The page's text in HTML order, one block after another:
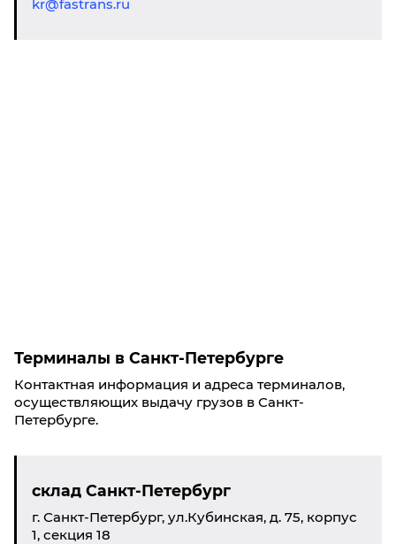
kr@fastrans.ru
Терминалы в Санкт-Петербурге
Контактная информация и адреса терминалов,
осуществляющих выдачу грузов в Санкт-
Петербурге.
склад Санкт-Петербург
г. Санкт-Петербург, ул.Кубинская, д. 75, корпус
1, секция 18